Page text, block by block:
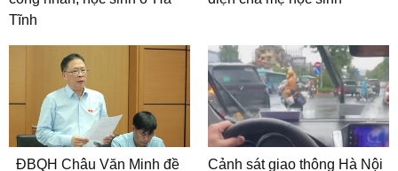
Tĩnh
ĐBQH Châu Văn Minh đề
Cảnh sát giao thông Hà Nội